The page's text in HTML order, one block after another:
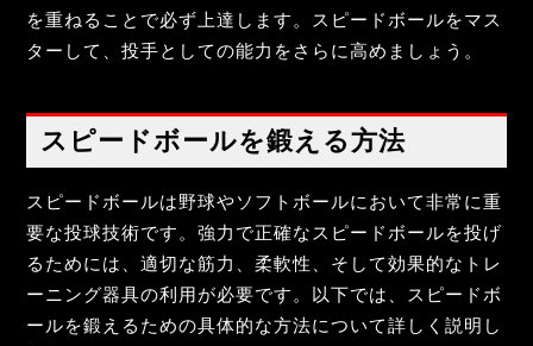
を重ねることで必ず上達します。スピードボールをマス
ターして、投手としての能力をさらに高めましょう。
スピードボールを鍛える方法
スピードボールは野球やソフトボールにおいて非常に重
要な投球技術です。強力で正確なスピードボールを投げ
るためには、適切な筋力、柔軟性、そして効果的なトレ
ーニング器具の利用が必要です。以下では、スピードボ
ールを鍛えるための具体的な方法について詳しく説明し